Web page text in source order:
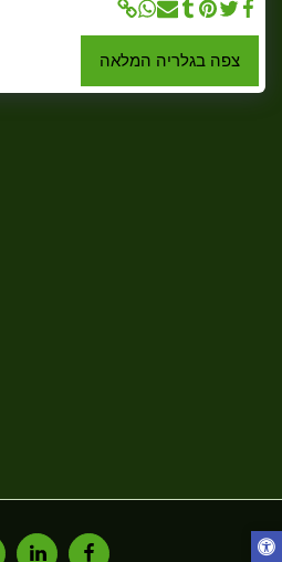
צפה בגלריה המלאה